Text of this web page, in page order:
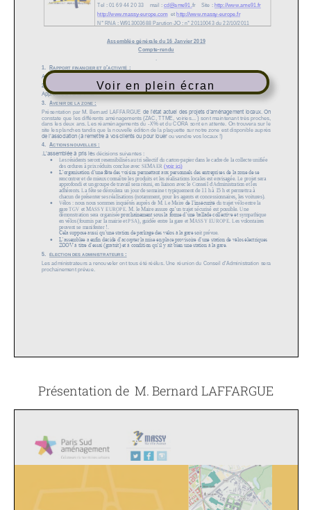
Voir en plein écran
Présentation de M. Bernard LAFFARGUE